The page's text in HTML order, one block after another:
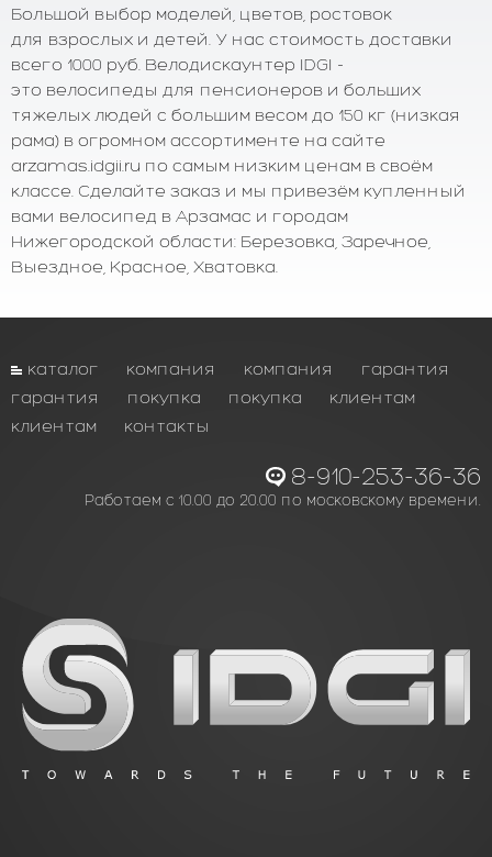
Большой выбор моделей, цветов, ростовок
для взрослых и детей. У нас стоимость доставки
всего 1000 руб. Велодискаунтер IDGI -
это велосипеды для пенсионеров и больших
тяжелых людей с большим весом до 150 кг (низкая
рама) в огромном ассортименте на сайте
arzamas.idgii.ru по самым низким ценам в своём
классе. Сделайте заказ и мы привезём купленный
вами велосипед в Арзамас и городам
Нижегородской области: Березовка, Заречное,
Выездное, Красное, Хватовка.
каталог компания компания
гарантия
гарантия
покупка покупка
клиентам
клиентам
контакты
8-910-253-36-36
Работаем с 10.00 до 20.00 по московскому времени.